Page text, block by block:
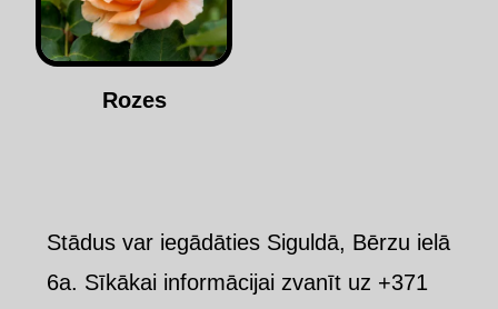
Rozes
Stādus var iegādāties Siguldā, Bērzu ielā
6a. Sīkākai informācijai zvanīt uz +371